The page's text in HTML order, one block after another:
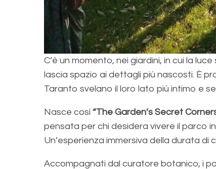
C’è un momento, nei giardini, in cui la
lascia spazio ai dettagli più nascosti. È
Taranto svelano il loro lato più intimo e
Nasce così“The Garden’s Secret
pensata per chi desidera vivere il parco
Un’esperienza immersiva della durata di
Accompagnati dal curatore botanico, i